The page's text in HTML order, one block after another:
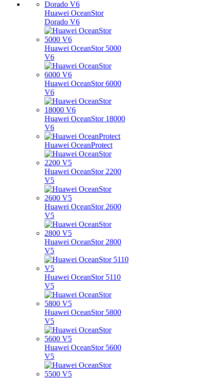
Huawei OceanStor
Dorado V6
Huawei OceanStor 5000
V6
Huawei OceanStor 6000
V6
Huawei OceanStor 18000
V6
Huawei OceanProtect
Huawei OceanStor 2200
V5
Huawei OceanStor 2600
V5
Huawei OceanStor 2800
V5
Huawei OceanStor 5110
V5
Huawei OceanStor 5800
V5
Huawei OceanStor 5600
V5